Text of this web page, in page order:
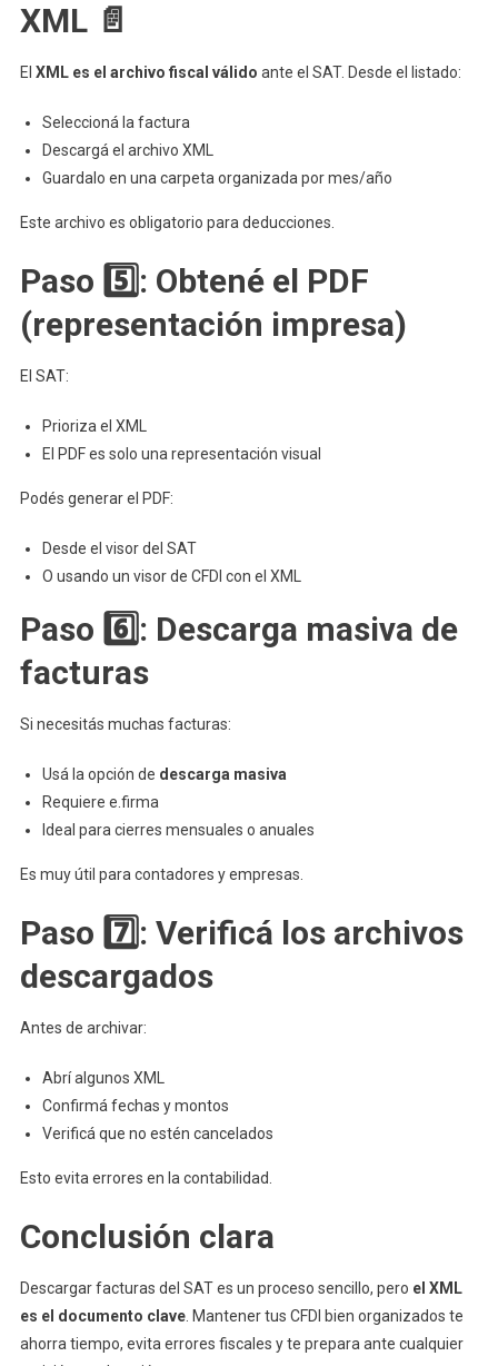
XML 📄
El XML es el archivo fiscal válido ante el SAT. Desde el listado:
Seleccioná la factura
Descargá el archivo XML
Guardalo en una carpeta organizada por mes/año
Este archivo es obligatorio para deducciones.
Paso 5️⃣: Obtené el PDF
(representación impresa)
El SAT:
Prioriza el XML
El PDF es solo una representación visual
Podés generar el PDF:
Desde el visor del SAT
O usando un visor de CFDI con el XML
Paso 6️⃣: Descarga masiva de
facturas
Si necesitás muchas facturas:
Usá la opción de descarga masiva
Requiere e.firma
Ideal para cierres mensuales o anuales
Es muy útil para contadores y empresas.
Paso 7️⃣: Verificá los archivos
descargados
Antes de archivar:
Abrí algunos XML
Confirmá fechas y montos
Verificá que no estén cancelados
Esto evita errores en la contabilidad.
Conclusión clara
Descargar facturas del SAT es un proceso sencillo, pero el XML
es el documento clave. Mantener tus CFDI bien organizados te
ahorra tiempo, evita errores fiscales y te prepara ante cualquier